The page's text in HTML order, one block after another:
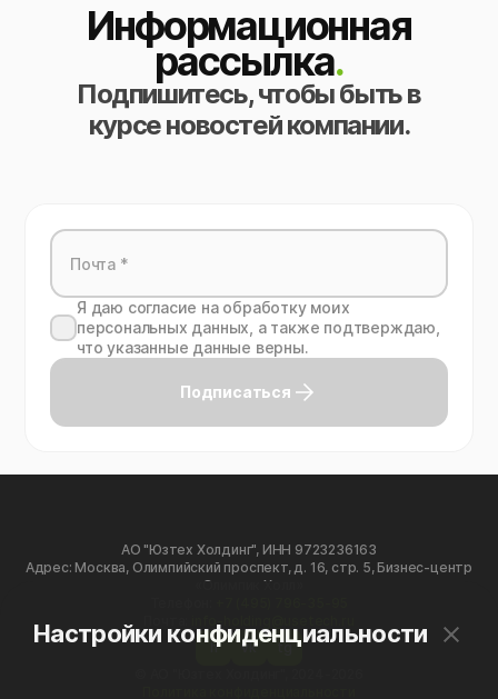
Информационная
рассылка.
Подпишитесь, чтобы быть в
курсе новостей компании.
Я даю согласие на обработку моих
персональных данных, а также подтверждаю,
что указанные данные верны.
Подписаться
АО "Юзтех Холдинг", ИНН 9723236163
Адрес: Москва, Олимпийский проспект, д. 16, стр. 5, Бизнес-центр
«Олимпик Холл»
info-holding@usetech.ru
h
vk
tg
Настройки конфиденциальности